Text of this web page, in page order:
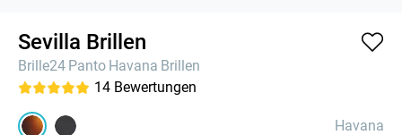
Sevilla Brillen
Brille24 Panto Havana Brillen
14 Bewertungen
Havana